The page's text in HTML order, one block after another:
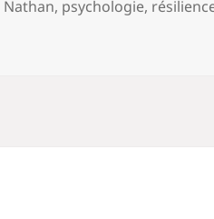
Nathan, psychologie,